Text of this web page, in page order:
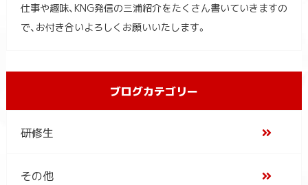
仕事や趣味、KNG発信の三浦紹介をたくさん書いていきますの
で、お付き合いよろしくお願いいたします。
ブログカテゴリー
研修生
その他